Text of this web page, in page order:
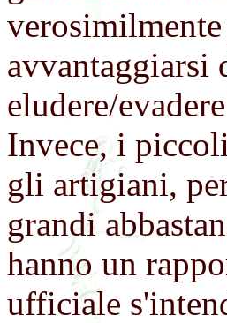
verosimilmente
avvantaggiarsi
eludere/
Invece, i
gli artigiani,
grandi
hanno un
ufficiale